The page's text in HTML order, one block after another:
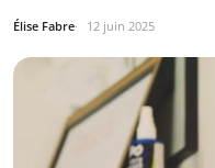
Élise Fabre 12 juin 2025